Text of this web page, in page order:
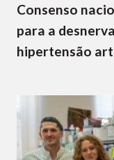
Consenso
para a
hipertensão